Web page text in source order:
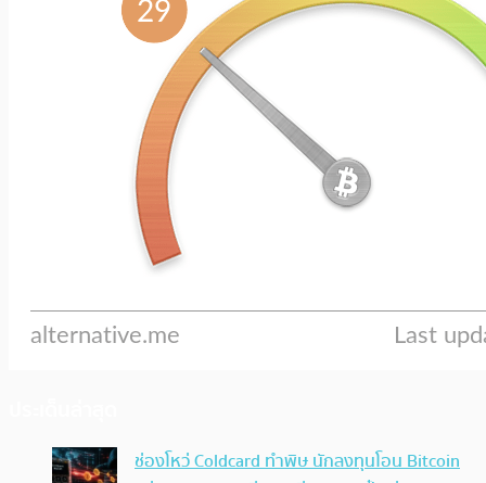
ช่องโหว่ Coldcard ทำพิษ นักลงทุนโอน Bitcoin